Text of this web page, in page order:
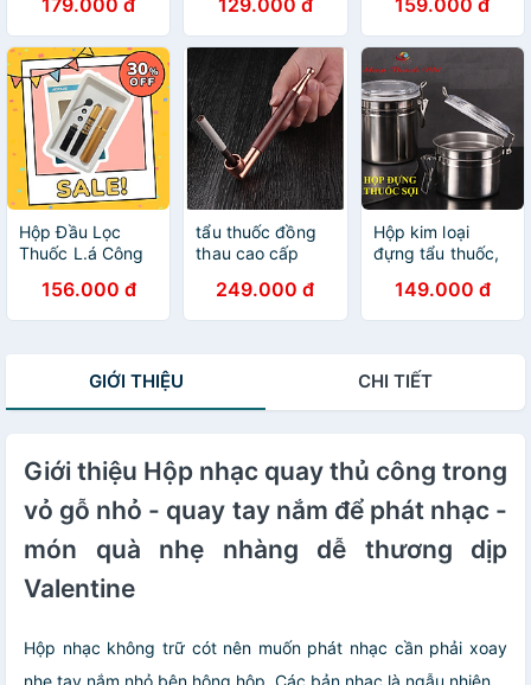
LỌC THUỐC BẢO
VỆ SỨC KHỎE
Hộp Đầu Lọc
Thuốc L.á Công
Bản, Đầu Lọc Đa
Năng Dùng
Vừa & Nhỏ. Sử
156.000 đ
tẩu thuốc đồng
thau cao cấp
sợi và diếu đều
được
249.000 đ
Hộp kim loại
đựng tẩu thuốc,
Thành Nhi
STN7474
149.000 đ
GIỚI THIỆU CHI TIẾT
Giới thiệu Hộp nhạc quay thủ công trong
vỏ gỗ nhỏ - quay tay nắm để phát nhạc -
món quà nhẹ nhàng dễ thương dịp
Valentine
Hộp nhạc không trữ cót nên muốn phát nhạc cần phải xoay
nhẹ tay nắm nhỏ bên hông hộp. Các bản nhạc là ngẫu nhiên.